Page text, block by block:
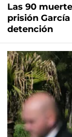
Las 90
prisión
detención